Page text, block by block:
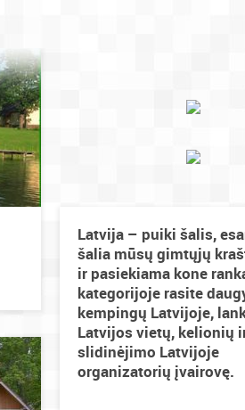
Latvija – puiki šalis,
šalia mūsų gimtųjų
ir pasiekiama kone
kategorijoje rasite
kempingų Latvijoje,
Latvijos vietų, kelionių
slidinėjimo Latvijoje
organizatorių įvairovę.